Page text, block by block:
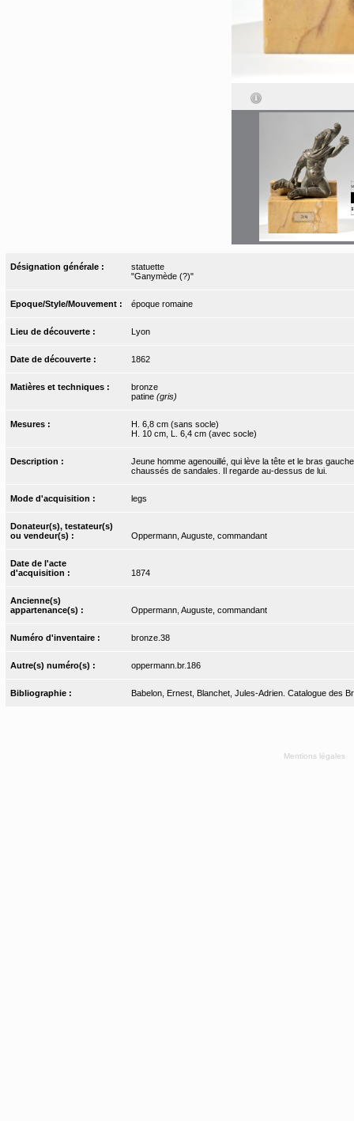
Désignation générale :
statuette
"Ganymède (?)"
Epoque/Style/Mouvement : époque romaine
Lieu de découverte : Lyon
Date de découverte : 1862
Matières et techniques :
bronze
patine (gris)
Mesures :
H. 6,8 cm (sans socle)
H. 10 cm, L. 6,4 cm (avec socle)
Description :
Jeune homme agenouillé, qui lève la tête et le bras
chaussés de sandales. Il regarde au-dessus de lui.
Mode d'acquisition : legs
Donateur(s), testateur(s)
ou vendeur(s) :
Oppermann, Auguste, commandant
Date de l'acte
d'acquisition :
1874
Ancienne(s)
appartenance(s) :
Oppermann, Auguste, commandant
Numéro d'inventaire : bronze.38
Autre(s) numéro(s) : oppermann.br.186
Bibliographie : Babelon, Ernest, Blanchet, Jules-Adrien. Catalogue des
Mentions légales